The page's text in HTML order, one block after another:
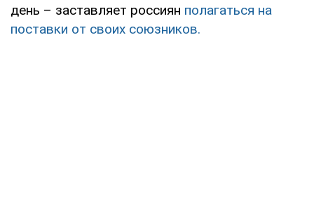
день – заставляет россиян полагаться на
поставки от своих союзников.